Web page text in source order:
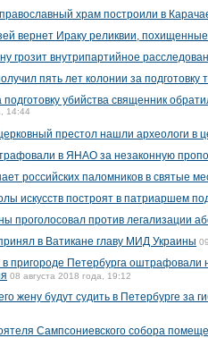
храм построили в
вернет Ираку реликвии,
грозит внутрипартийное
пять лет колонии за подготовку
убийства священник
14:44
престол нашли археологи в
в ЯНАО за незаконную
российских паломников в святые
искусств построят в патриаршем
проголосовал против легализации
в Ватикане главу МИД Украины
пригороде Петербурга оштрафовали
08 августа 2018 года, 19:12
жену будут судить в Петербурге за
Сампсониевского собора